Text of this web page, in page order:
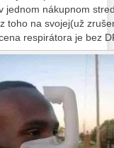
jednom nákupnom
toho na svojej(už
respirátora je bez